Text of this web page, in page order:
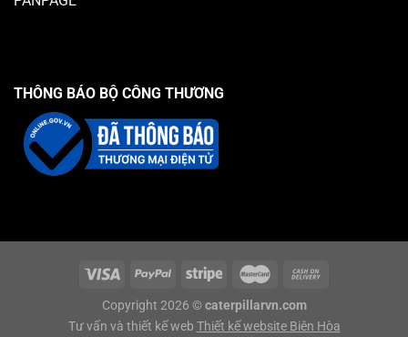
THÔNG BÁO BỘ CÔNG THƯƠNG
Copyright 2026 © caterpillarvn.com
Tư vấn và thiết kế web Thiết kế website Biên Hòa